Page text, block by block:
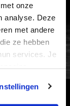
onze
analyse. Deze
met andere
ze hebben
services. Je